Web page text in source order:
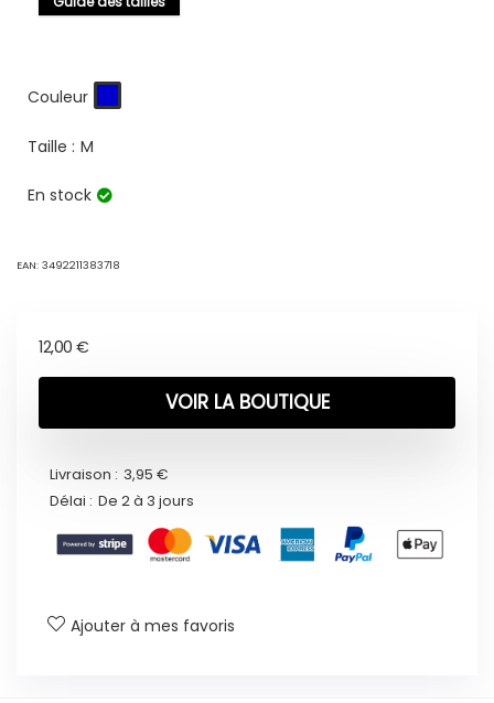
Couleur
Taille : M
En stock
EAN: 3492211383718
12,00 €
VOIR LA BOUTIQUE
Livraison : 3,95 €
Délai : De 2 à 3 jours
Ajouter à mes favoris